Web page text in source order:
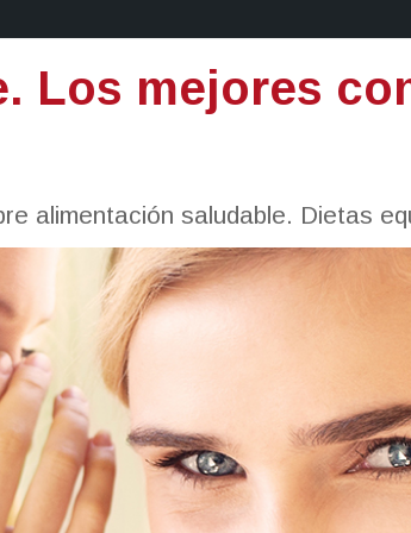
Los mejores
alimentación saludable. Dietas